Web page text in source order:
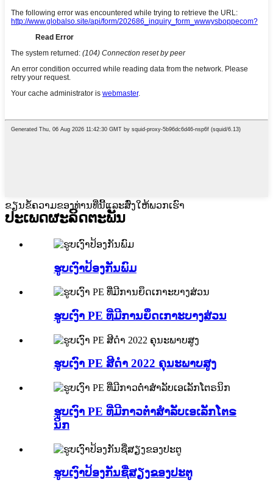
ຂຽນຂໍ້ຄວາມຂອງທ່ານທີ່ນີ້ແລະສົ່ງໃຫ້ພວກເຮົາ
ປະເພດຜະລິດຕະພັນ
ຮູບເງົາປ້ອງກັນພົມ
ຮູບເງົາ PE ທີ່ມີການຍຶດເກາະບາງສ່ວນ
ຮູບເງົາ PE ສີດໍາ 2022 ຄຸນະພາບສູງ
ຮູບເງົາ PE ທີ່ມີກາວຕ່ໍາສໍາລັບເອເລັກໂຕຣ
ນິກ
ຮູບເງົາປ້ອງກັນຊື່ສຽງຂອງປະຕູ